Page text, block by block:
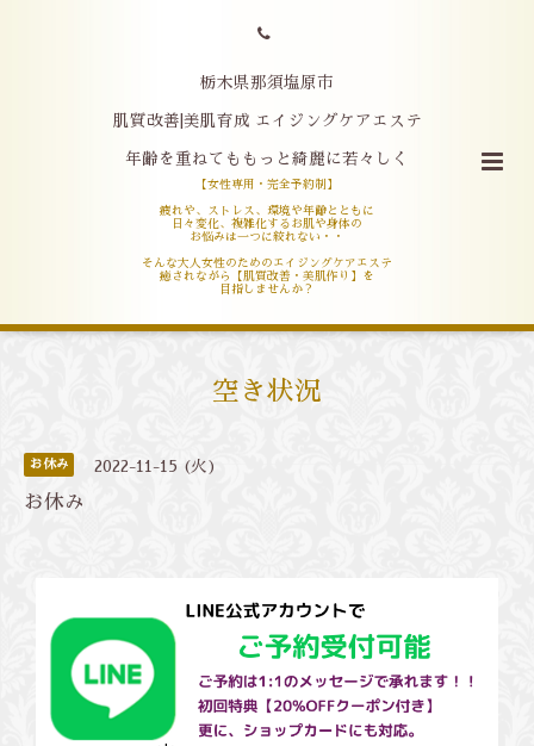
栃木県那須塩原市
肌質改善|美肌育成 エイジングケアエステ
年齢を重ねてももっと綺麗に若々しく
【女性専用・完全予約制】
疲れや、ストレス、環境や年齢とともに
日々変化、複雑化するお肌や身体の
お悩みは一つに絞れない・・
そんな大人女性のためのエイジングケアエステ
癒されながら【肌質改善・美肌作り】を
目指しませんか？
空き状況
お休み 2022-11-15 (火)
お休み